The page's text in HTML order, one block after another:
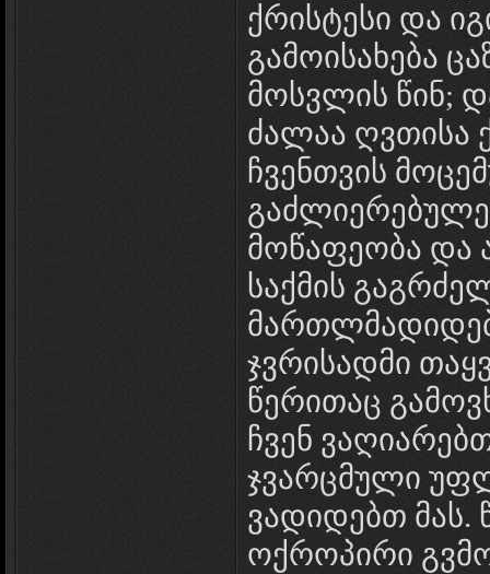
ქრისტესი და
გამოისახება
მოსვლის წინ;
ძალაა ღვთისა
ჩვენთვის
მოწაფეობა და
საქმის
ჯვრისადმი
წერითაც
ჩვენ
ჯვარცმული
ვადიდებთ მას.
ოქროპირი